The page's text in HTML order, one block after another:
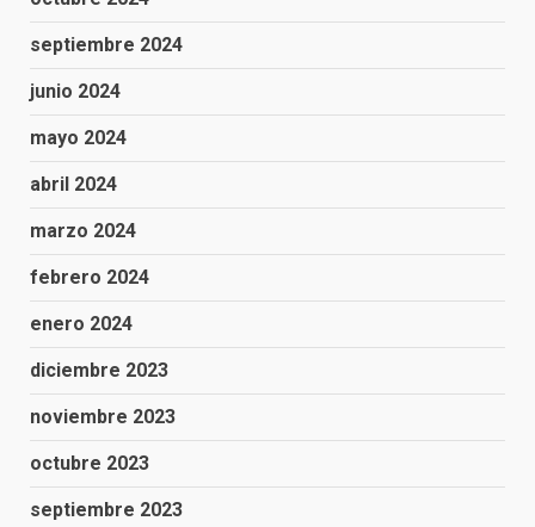
septiembre 2024
junio 2024
mayo 2024
abril 2024
marzo 2024
febrero 2024
enero 2024
diciembre 2023
noviembre 2023
octubre 2023
septiembre 2023